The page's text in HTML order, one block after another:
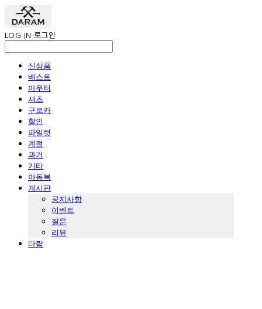
LOG IN 로그인
신상품
베스트
아우터
셔츠
구르카
할인
파일럿
계절
과거
기타
아동복
게시판
공지사항
이벤트
질문
리뷰
다람